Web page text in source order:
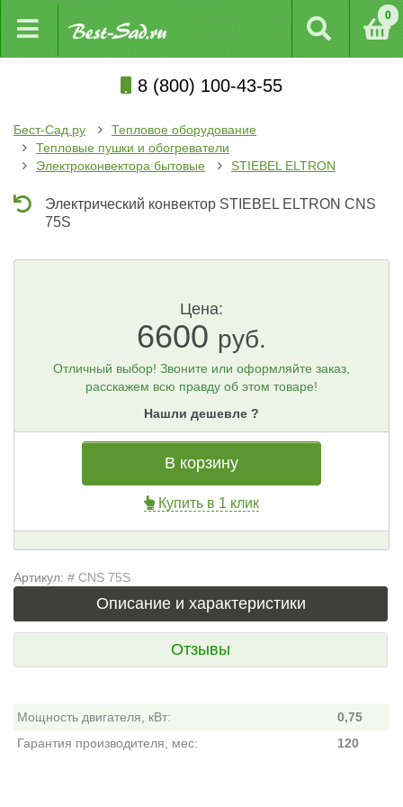
0
8 (800) 100-43-55
Бест-Сад.ру
Тепловое оборудование
Тепловые пушки и обогреватели
Электроконвектора бытовые
STIEBEL ELTRON
Электрический конвектор STIEBEL ELTRON CNS
75S
Цена:
6600 руб.
Отличный выбор! Звоните или оформляйте заказ,
расскажем всю правду об этом товаре!
Нашли дешевле ?
В корзину
Купить в 1 клик
Артикул: # CNS 75S
Описание и характеристики
Отзывы
Мощность двигателя, кВт:
0,75
Гарантия производителя, мес:
120